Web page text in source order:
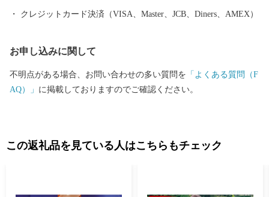
クレジットカード決済（VISA、Master、JCB、Diners、AMEX）
お申し込みに関して
不明点がある場合、お問い合わせの多い質問を 「よくある質問（F
AQ）」 に掲載しておりますのでご確認ください。
この返礼品を見ている人はこちらもチェック